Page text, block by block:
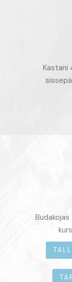
Kastani